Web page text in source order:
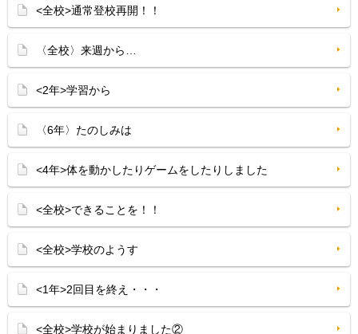
<全校>通常登校再開！！
〈全校〉来週から…
<2年>学習から
〈6年〉たのしみは
<4年>体を動かしたりゲームをしたりしました
<全校>できることを！！
<全校>学校のようす
<1年>2回目を終え・・・
<全校>学校が始まりました②